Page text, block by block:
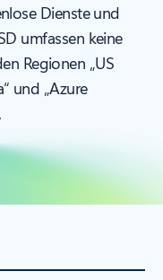
Dienste und
umfassen keine
Regionen „US
und „Azure